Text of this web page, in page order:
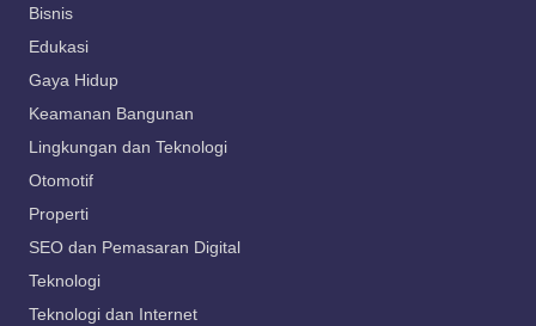
Bisnis
Edukasi
Gaya Hidup
Keamanan Bangunan
Lingkungan dan Teknologi
Otomotif
Properti
SEO dan Pemasaran Digital
Teknologi
Teknologi dan Internet